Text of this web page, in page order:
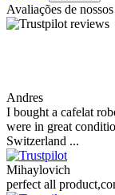
Avaliações de
Andres
I bought a cafelat
were in great
Switzerland ...
Mihaylovich
perfect all